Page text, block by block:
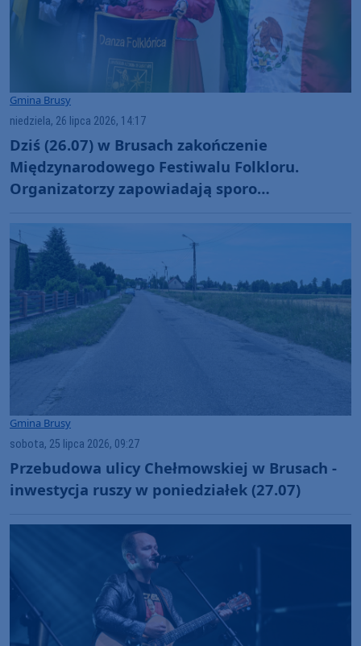
Gmina Brusy
niedziela, 26 lipca 2026, 14:17
Dziś (26.07) w Brusach zakończenie
Międzynarodowego Festiwalu Folkloru.
Organizatorzy zapowiadają sporo
Gmina Brusy
sobota, 25 lipca 2026, 09:27
Przebudowa ulicy Chełmowskiej w Brusach -
inwestycja ruszy w poniedziałek (27.07)